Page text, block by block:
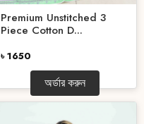
Premium Unstitched 3
Piece Cotton D...
৳ 1650
অর্ডার করুন